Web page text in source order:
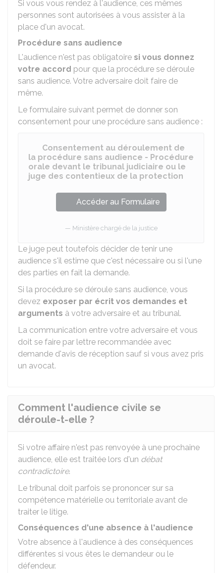
Si vous vous rendez à l'audience, ces mêmes
personnes sont autorisées à vous assister à la
place d'un avocat.
Procédure sans audience
L'audience n'est pas obligatoire si vous donnez
votre accord pour que la procédure se déroule
sans audience. Votre adversaire doit faire de
même.
Le formulaire suivant permet de donner son
consentement pour une procédure sans audience :
Consentement au déroulement de
la procédure sans audience - Procédure
orale devant le tribunal judiciaire ou le
juge des contentieux de la protection
Accéder au Formulaire
Ministère chargé de la justice
Le juge peut toutefois décider de tenir une
audience s'il estime que c'est nécessaire ou si l'une
des parties en fait la demande.
Si la procédure se déroule sans audience, vous
devez exposer par écrit vos demandes et
arguments à votre adversaire et au tribunal.
La communication entre votre adversaire et vous
doit se faire par lettre recommandée avec
demande d'avis de réception sauf si vous avez pris
un avocat.
Comment l'audience civile se
déroule-t-elle ?
Si votre affaire n'est pas renvoyée à une prochaine
audience, elle est traitée lors d'un débat
contradictoire.
Le tribunal doit parfois se prononcer sur sa
compétence matérielle ou territoriale avant de
traiter le litige.
Conséquences d'une absence à l'audience
Votre absence à l'audience à des conséquences
différentes si vous êtes le demandeur ou le
défendeur.